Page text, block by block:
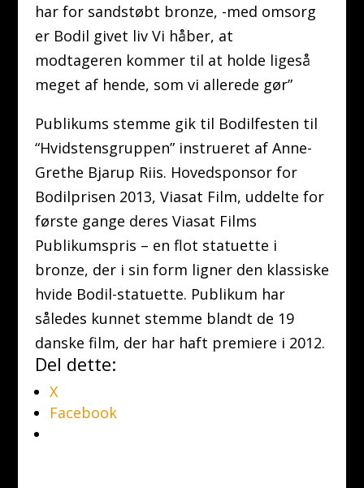
har for sandstøbt bronze, -med omsorg
er Bodil givet liv Vi håber, at
modtageren kommer til at holde ligeså
meget af hende, som vi allerede gør”
Publikums stemme gik til Bodilfesten til
“Hvidstensgruppen” instrueret af Anne-
Grethe Bjarup Riis. Hovedsponsor for
Bodilprisen 2013, Viasat Film, uddelte for
første gange deres Viasat Films
Publikumspris – en flot statuette i
bronze, der i sin form ligner den klassiske
hvide Bodil-statuette. Publikum har
således kunnet stemme blandt de 19
danske film, der har haft premiere i 2012.
Del dette:
X
Facebook